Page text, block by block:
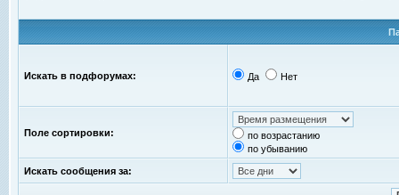
Искать в подфорумах: Да Нет
Поле сортировки:
по возрастанию
по убыванию
Искать сообщения за: